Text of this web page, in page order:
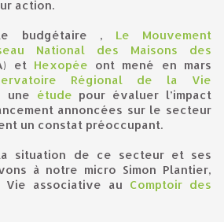
action.
budgétaire , Le Mouvement
National des Maisons des
et Hexopée ont mené en mars
Régional de la Vie
une étude pour évaluer l’impact
annoncées sur le secteur
un constat préoccupant.
situation de ce secteur et ses
à notre micro Simon Plantier,
Vie associative au Comptoir des